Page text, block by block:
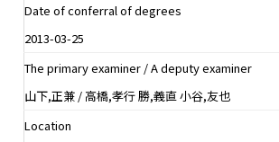
Date of conferral of degrees
2013-03-25
The primary examiner / A deputy examiner
山下,正兼 / 高橋,孝行 勝,義直 小谷,友也
Location